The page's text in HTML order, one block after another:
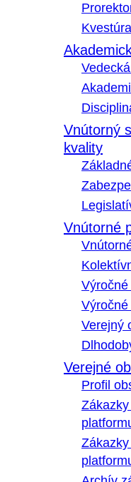
Kvestúra
Vnútorný
kvality
Vnútorné
Verejný
Verejné
Profil